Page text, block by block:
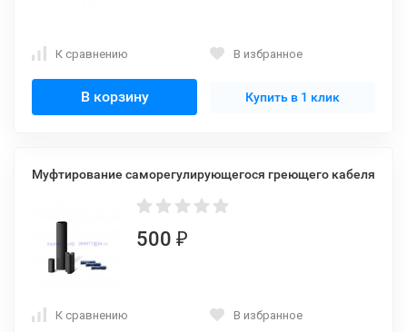
К сравнению В избранное
В корзину Купить в 1 клик
Муфтирование саморегулирующегося греющего кабеля
500 ₽
К сравнению В избранное